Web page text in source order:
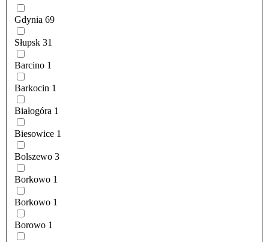
Gdynia 69
Słupsk 31
Barcino 1
Barkocin 1
Białogóra 1
Biesowice 1
Bolszewo 3
Borkowo 1
Borkowo 1
Borowo 1